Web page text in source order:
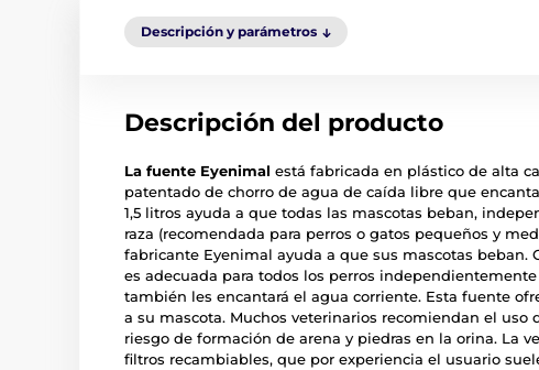
Descripción y parámetros
Descripción del producto
La fuente Eyenimal está fabricada en plástico de alta
patentado de chorro de agua de caída libre que
1,5 litros ayuda a que todas las mascotas beban,
raza (recomendada para perros o gatos pequeños y
fabricante Eyenimal ayuda a que sus mascotas beban.
es adecuada para todos los perros
también les encantará el agua corriente. Esta fuente
a su mascota. Muchos veterinarios recomiendan el uso
riesgo de formación de arena y piedras en la orina. La
filtros recambiables, que por experiencia el usuario